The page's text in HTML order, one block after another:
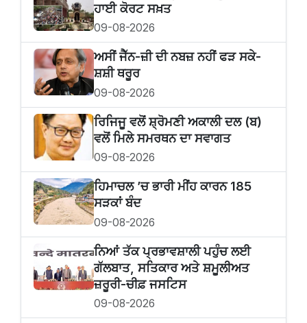
ਹਾਈ ਕੋਰਟ ਸਖ਼ਤ
09-08-2026
ਅਸੀਂ ਜੈੱਨ-ਜ਼ੀ ਦੀ ਨਬਜ਼ ਨਹੀਂ ਫੜ ਸਕੇ-
ਸ਼ਸ਼ੀ ਥਰੂਰ
09-08-2026
ਰਿਜਿਜੂ ਵਲੋਂ ਸ਼੍ਰੋਮਣੀ ਅਕਾਲੀ ਦਲ (ਬ)
ਵਲੋਂ ਮਿਲੇ ਸਮਰਥਨ ਦਾ ਸਵਾਗਤ
09-08-2026
ਹਿਮਾਚਲ ’ਚ ਭਾਰੀ ਮੀਂਹ ਕਾਰਨ 185
ਸੜਕਾਂ ਬੰਦ
09-08-2026
ਨਿਆਂ ਤੱਕ ਪ੍ਰਭਾਵਸ਼ਾਲੀ ਪਹੁੰਚ ਲਈ
ਗੱਲਬਾਤ, ਸਤਿਕਾਰ ਅਤੇ ਸ਼ਮੂਲੀਅਤ
ਜ਼ਰੂਰੀ-ਚੀਫ਼ ਜਸਟਿਸ
09-08-2026